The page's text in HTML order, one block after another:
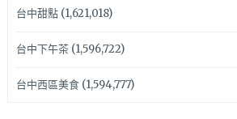
台中甜點(1,621,018)
台中下午茶(1,596,722)
台中西區美食(1,594,777)